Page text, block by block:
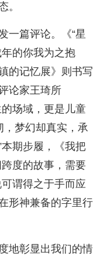
。
一篇评论。《“星
的你我为之抱
的记忆展》则书写
论家王琦所
场域，更是儿童
梦幻却真实，承
期步履，《我把
度的故事，需要
谓得之于手而应
形神兼备的字里行
地彰显出我们的情